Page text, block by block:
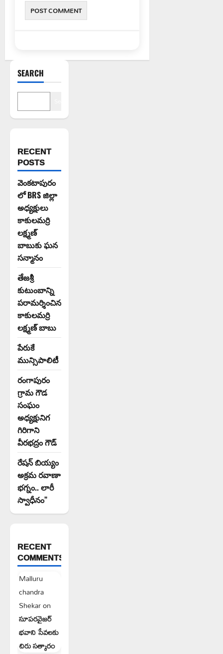
SEARCH
RECENT
POSTS
వెంకటాపురం
లో BRS జిల్లా
అధ్యక్షులు
కాకులమర్రి
లక్ష్మణ్
బాబుకు ఘన
సన్మానం
తేజశ్రీ
కుటుంబాన్ని
పరామర్శించిన
కాకులమర్రి
లక్ష్మణ్ బాబు
పేరుకే
మున్సిపాలిటీ
రంగాపురం
గ్రామ గౌడ
సంఘం
అధ్యక్షునిగ
గిరిగాని
వీరభద్రం గౌడ్
రేషన్ బియ్యం
అక్రమ రవాణా
భగ్నం.. లారీ
స్వాధీనం”
RECENT
COMMENTS
Malluru
chandra
Shekaron
సూపరవైజర్
భవాని సేవలకు
చిరు సత్కారం